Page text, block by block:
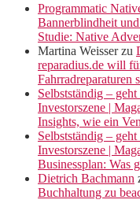
Programmatic
Bannerblindheit
Studie: Native
Martina Weisserzu
reparadius.de will
Fahrradreparaturen
Selbstständig –
Investorszene |
Insights, wie ein
Selbstständig –
Investorszene |
Businessplan: Was
Dietrich Bachmann
Buchhaltung zu